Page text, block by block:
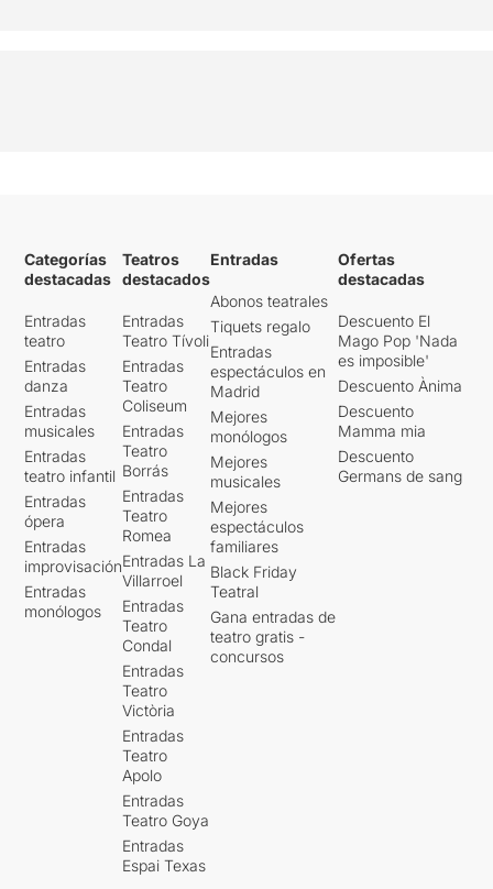
Categorías
destacadas
Entradas
teatro
Entradas
danza
Entradas
musicales
Entradas
teatro infantil
Entradas
ópera
Entradas
improvisación
Entradas
monólogos
Teatros
destacados
Entradas
Teatro Tívoli
Entradas
Teatro
Coliseum
Entradas
Teatro
Borrás
Entradas
Teatro
Romea
Entradas La
Villarroel
Entradas
Teatro
Condal
Entradas
Teatro
Victòria
Entradas
Teatro
Apolo
Entradas
Teatro Goya
Entradas
Espai Texas
Entradas
Abonos teatrales
Tiquets regalo
Entradas
espectáculos en
Madrid
Mejores
monólogos
Mejores
musicales
Mejores
espectáculos
familiares
Black Friday
Teatral
Gana entradas de
teatro gratis -
concursos
Ofertas
destacadas
Descuento El
Mago Pop 'Nada
es imposible'
Descuento Ànima
Descuento
Mamma mia
Descuento
Germans de sang